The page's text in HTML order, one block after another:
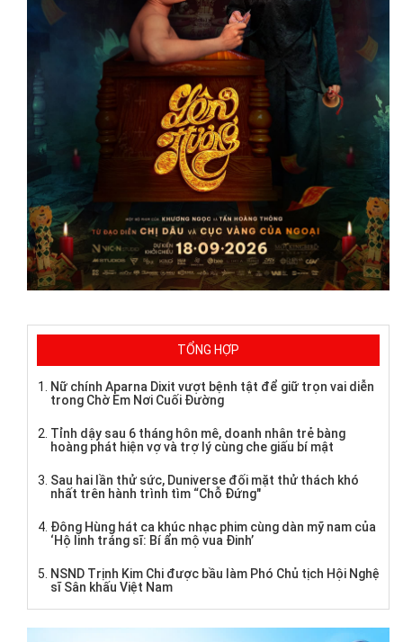
TỔNG HỢP
Nữ chính Aparna Dixit vượt bệnh tật để giữ trọn vai diễn
trong Chờ Em Nơi Cuối Đường
Tỉnh dậy sau 6 tháng hôn mê, doanh nhân trẻ bàng
hoàng phát hiện vợ và trợ lý cùng che giấu bí mật
Sau hai lần thử sức, Duniverse đối mặt thử thách khó
nhất trên hành trình tìm “Chỗ Đứng"
Đông Hùng hát ca khúc nhạc phim cùng dàn mỹ nam của
‘Hộ linh tráng sĩ: Bí ẩn mộ vua Đinh’
NSND Trịnh Kim Chi được bầu làm Phó Chủ tịch Hội Nghệ
sĩ Sân khấu Việt Nam